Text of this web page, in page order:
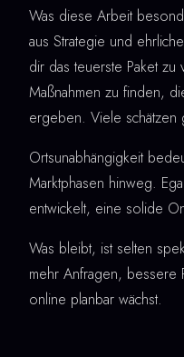
Was diese Arbeit
aus Strategie und
dir das teuerste Paket
Maßnahmen zu finden,
ergeben. Viele schätzen
Ortsunabhängigkeit
Marktphasen hinweg.
entwickelt, eine solide
Was bleibt, ist selten
mehr Anfragen, bessere
online planbar wächst.